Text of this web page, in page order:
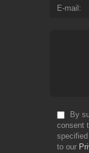
E-mail
By
consent
to our